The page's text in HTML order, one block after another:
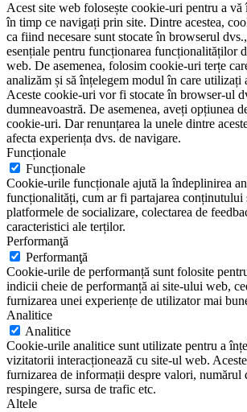
Acest site web folosește cookie-uri pentru a vă
în timp ce navigați prin site. Dintre acestea,
ca fiind necesare sunt stocate în browserul
esențiale pentru funcționarea funcționalităților
web. De asemenea, folosim cookie-uri terțe
analizăm și să înțelegem modul în care utilizați
Aceste cookie-uri vor fi stocate în browser-ul
dumneavoastră. De asemenea, aveți opțiunea
cookie-uri. Dar renunțarea la unele dintre
afecta experiența dvs. de navigare.
Funcționale
Funcționale
Cookie-urile funcționale ajută la îndeplinirea
funcționalități, cum ar fi partajarea conținutului
platformele de socializare, colectarea de
caracteristici ale terților.
Performanţă
Performanţă
Cookie-urile de performanță sunt folosite
indicii cheie de performanță ai site-ului web,
furnizarea unei experiențe de utilizator mai
Analitice
Analitice
Cookie-urile analitice sunt utilizate pentru a
vizitatorii interacționează cu site-ul web.
furnizarea de informații despre valori, numărul
respingere, sursa de trafic etc.
Altele